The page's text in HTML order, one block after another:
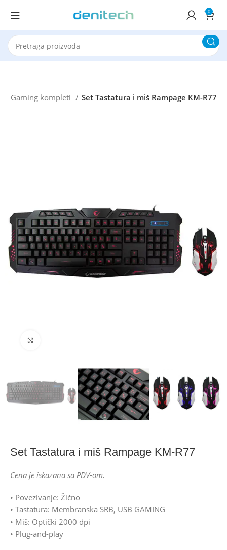
0
Gaming kompleti Set Tastatura i miš Rampage KM-R77
Set Tastatura i miš Rampage KM-R77
Cena je iskazana sa PDV-om.
• Povezivanje: Žično
• Tastatura: Membranska SRB, USB GAMING
• Miš: Optički 2000 dpi
• Plug-and-play